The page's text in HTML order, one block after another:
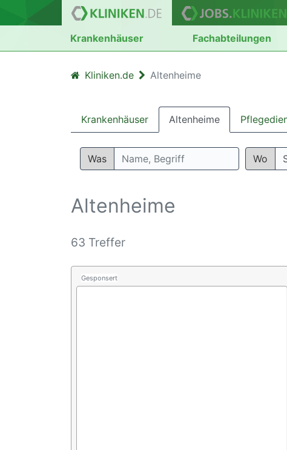
Krankenhäuser Fachabteilungen
Kliniken.de Altenheime
Krankenhäuser Altenheime
Was Wo
Altenheime
63 Treffer
Gesponsert